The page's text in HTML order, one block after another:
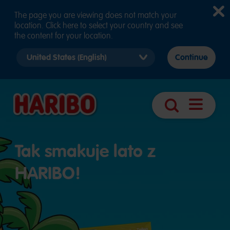
Szukaj
Otwórz
Tak smakuje lato z
HARIBO!
The page you are viewing does not match your
location. Click here to select your country and see
the content for your location.
country
Continue